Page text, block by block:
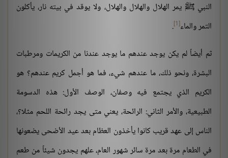
النبي ﷺ يمر الهلال والهلال والهلال، ولا يوقد في بيته نار، يأكلون
التمر والماء[1]
.
ثم أيضاً لم يكن يوجد عندهم ما يوجد عندنا من الكريمات ومرطبات
البشرة، ونحو ذلك، ما عندهم شيء، فما هو أجمل كريم عندهم؟ هو
الكريم الذي يجتمع فيه وصفان، الوصف الأول: هذه الدسومة
الطبيعية، والأمر الثاني: الرائحة، يعني متى يجد رائحة اللحم مثلا؟،
الناس إلى عهد قريب كانوا يأخذون العظام بعد عيد الأضحى يضعونها
في الطعام مرة بعد مرة سائر شهور العام، علهم يجدون شيئاً من طعم